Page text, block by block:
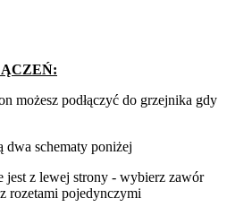
możesz podłączyć do grzejnika gdy
dwa schematy poniżej
lewej strony - wybierz zawór
rozetami pojedynczymi